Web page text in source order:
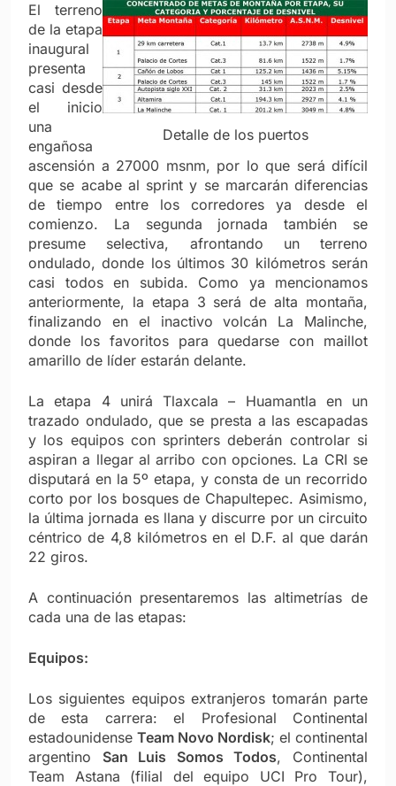
Detalle de los puertos
El terreno
de la etapa
inaugural
presenta
casi desde
el inicio
una
engañosa
ascensión a 27000 msnm, por lo que será difícil
que se acabe al sprint y se marcarán diferencias
de tiempo entre los corredores ya desde el
comienzo. La segunda jornada también se
presume selectiva, afrontando un terreno
ondulado, donde los últimos 30 kilómetros serán
casi todos en subida. Como ya mencionamos
anteriormente, la etapa 3 será de alta montaña,
finalizando en el inactivo volcán La Malinche,
donde los favoritos para quedarse con maillot
amarillo de líder estarán delante.
La etapa 4 unirá Tlaxcala – Huamantla en un
trazado ondulado, que se presta a las escapadas
y los equipos con sprinters deberán controlar si
aspiran a llegar al arribo con opciones. La CRI se
disputará en la 5º etapa, y consta de un recorrido
corto por los bosques de Chapultepec. Asimismo,
la última jornada es llana y discurre por un circuito
céntrico de 4,8 kilómetros en el D.F. al que darán
22 giros.
A continuación presentaremos las altimetrías de
cada una de las etapas:
Equipos:
Los siguientes equipos extranjeros tomarán parte
de esta carrera: el Profesional Continental
estadounidense Team Novo Nordisk; el continental
argentino San Luis Somos Todos, Continental
Team Astana (filial del equipo UCI Pro Tour),